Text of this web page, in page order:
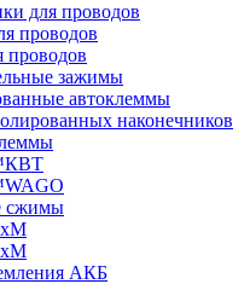
для проводов
проводов
проводов
зажимы
автоклеммы
наконечников
сжимы
АКБ